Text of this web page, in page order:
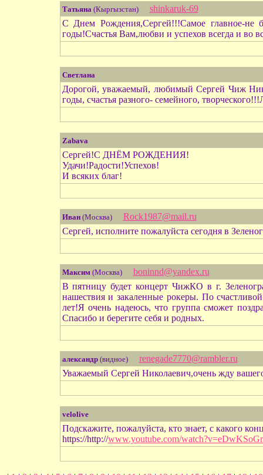
Татьяна(Кыргызстан)
shinkaruk-69
С Днем Рождения,Сергей!!!Самое главное-не
годы!Счастья Вам,любви и успехов всегда и во
Светлана
Дорогой, уважаемый, любимый Сергей Чиж
годы, счастья разного- семейного,
Zabava
Сергей!С ДНЁМ РОЖДЕНИЯ!
Удачи!Радости!Успехов!
И всяких благ!
Иван(Москва)
Rock1987@mail.ru
Сергей, исполните пожалуйста сегодня в
Максим(Москва)
boninnd@yandex.ru
В пятницу будет концерт ЧижКО в г.
нашествия и закаленные рокеры. По
лет!Я очень надеюсь, что группа сможет
Спасибо и берегите себя и родных.
александр(видное)
renegade7770@rambler.ru
Уважаемый Сергей Николаевич,очень жду
velolive
Подскажите, пожалуйста, кто знает, с какого
https://http://www.youtube.com/